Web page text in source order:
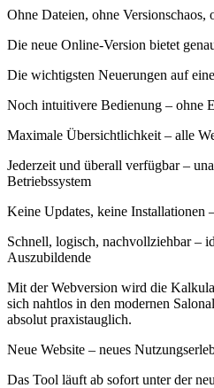
Ohne Dateien, ohne Versionschaos,
Die neue Online-Version bietet
Die wichtigsten Neuerungen auf
Noch intuitivere Bedienung – ohne
Maximale Übersichtlichkeit – alle
Jederzeit und überall verfügbar –
Betriebssystem
Keine Updates, keine Installationen
Schnell, logisch, nachvollziehbar –
Auszubildende
Mit der Webversion wird die
sich nahtlos in den modernen
absolut praxistauglich.
Neue Website – neues
Das Tool läuft ab sofort unter der